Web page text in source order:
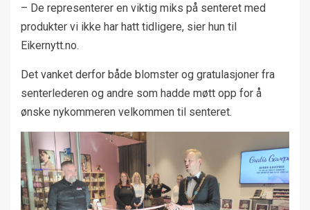
– De representerer en viktig miks på senteret med
produkter vi ikke har hatt tidligere, sier hun til
Eikernytt.no.
Det vanket derfor både blomster og gratulasjoner fra
senterlederen og andre som hadde møtt opp for å
ønske nykommeren velkommen til senteret.